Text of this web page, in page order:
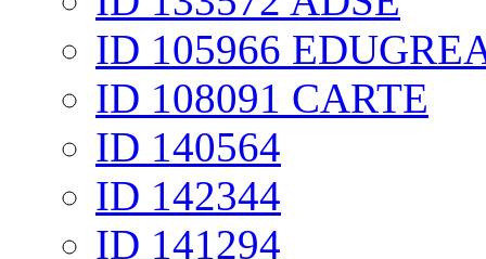
ID 105966
ID 108091 CARTE
ID 140564
ID 142344
ID 141294